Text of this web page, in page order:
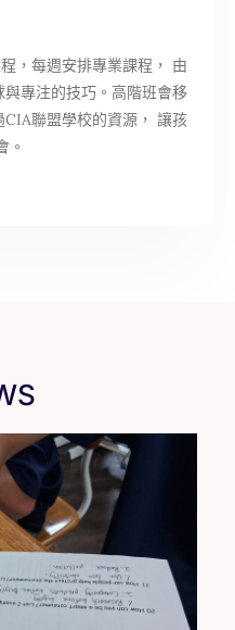
，每週安排專業課程， 由
專注的技巧。高階班會移
聯盟學校的資源， 讓孩
。